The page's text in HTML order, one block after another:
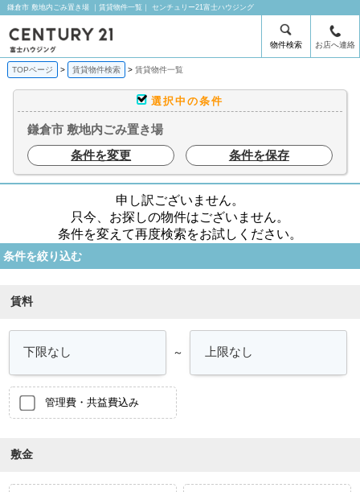
鎌倉市 敷地内ごみ置き場 ｜賃貸物件一覧｜ センチュリー21富士ハウジング
物件検索 お店へ連絡
TOPページ 賃貸物件検索 賃貸物件一覧
選択中の条件
鎌倉市 敷地内ごみ置き場
条件を変更
条件を保存
申し訳ございません。
只今、お探しの物件はございません。
条件を変えて再度検索をお試しください。
条件を絞り込む
賃料
～
管理費・共益費込み
敷金